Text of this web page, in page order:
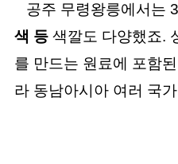
공주 무령왕릉에서
색 등 색깔도 다양했죠.
를 만드는 원료에 포함
라 동남아시아 여러 국